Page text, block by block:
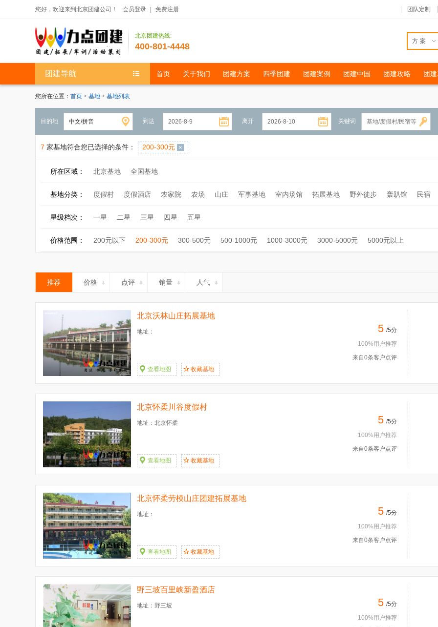
您好，欢迎来到北京团建公司！ 会员登录 免费注册 团队定制
北京团建热线:
400-801-4448
方案
团建导航 首页 关于我们 团建方案 四季团建 团建案例 团建中国 团建攻略 团
您所在位置： 首页 > 基地 > 基地列表
目的地 到达 离开 关键词
7 家基地符合您已选择的条件： 200-300元
所在区域： 北京基地 全国基地
基地分类： 度假村 度假酒店 农家院 农场 山庄 军事基地 室内场馆 拓展基地 野外徒步 轰趴馆 民宿
星级档次： 一星 二星 三星 四星 五星
价格范围： 200元以下 200-300元 300-500元 500-1000元 1000-3000元 3000-5000元 5000元以上
推荐 价格 点评 销量 人气
北京沃林山庄拓展基地
地址：
查看地图 收藏基地
5 /5分
100%用户推荐
来自0条客户点评
北京怀柔川谷度假村
地址：北京怀柔
查看地图 收藏基地
5 /5分
100%用户推荐
来自0条客户点评
北京怀柔劳模山庄团建拓展基地
地址：
查看地图 收藏基地
5 /5分
100%用户推荐
来自0条客户点评
野三坡百里峡新盈酒店
地址：野三坡 5 /5分
100%用户推荐